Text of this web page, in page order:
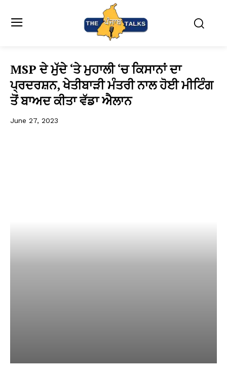
MSP ਦੇ ਮੁੱਦੇ ‘ਤੇ ਮੁਹਾਲੀ ‘ਚ ਕਿਸਾਨਾਂ ਦਾ
ਪ੍ਰਦਰਸ਼ਨ, ਖੇਤੀਬਾੜੀ ਮੰਤਰੀ ਨਾਲ ਹੋਈ ਮੀਟਿੰਗ
ਤੋਂ ਬਾਅਦ ਕੀਤਾ ਵੱਡਾ ਐਲਾਨ
June 27, 2023